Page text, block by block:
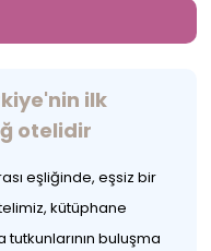
ilk
otelidir
eşliğinde, eşsiz bir
kütüphane
buluşma